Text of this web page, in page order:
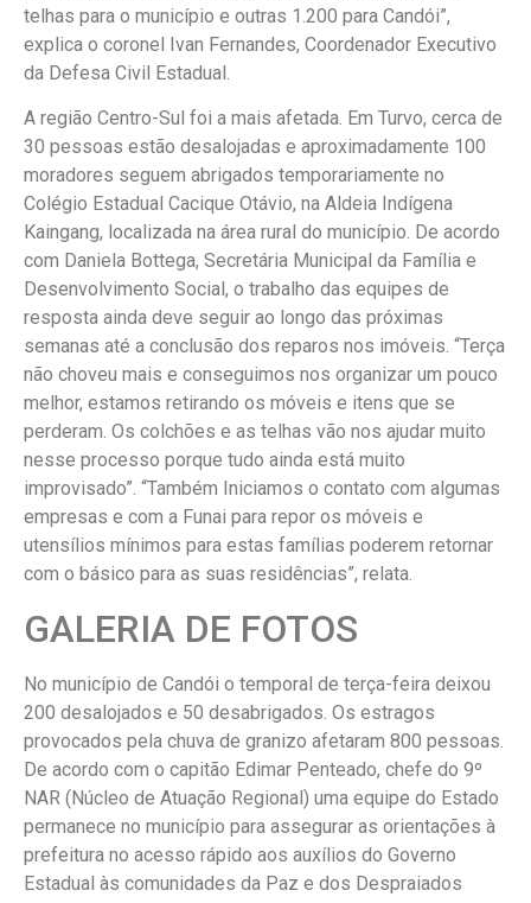
telhas para o município e outras 1.200 para Candói”,
explica o coronel Ivan Fernandes, Coordenador Executivo
da Defesa Civil Estadual.
A região Centro-Sul foi a mais afetada. Em Turvo, cerca de
30 pessoas estão desalojadas e aproximadamente 100
moradores seguem abrigados temporariamente no
Colégio Estadual Cacique Otávio, na Aldeia Indígena
Kaingang, localizada na área rural do município. De acordo
com Daniela Bottega, Secretária Municipal da Família e
Desenvolvimento Social, o trabalho das equipes de
resposta ainda deve seguir ao longo das próximas
semanas até a conclusão dos reparos nos imóveis. “Terça
não choveu mais e conseguimos nos organizar um pouco
melhor, estamos retirando os móveis e itens que se
perderam. Os colchões e as telhas vão nos ajudar muito
nesse processo porque tudo ainda está muito
improvisado”. “Também Iniciamos o contato com algumas
empresas e com a Funai para repor os móveis e
utensílios mínimos para estas famílias poderem retornar
com o básico para as suas residências”, relata.
GALERIA DE FOTOS
No município de Candói o temporal de terça-feira deixou
200 desalojados e 50 desabrigados. Os estragos
provocados pela chuva de granizo afetaram 800 pessoas.
De acordo com o capitão Edimar Penteado, chefe do 9º
NAR (Núcleo de Atuação Regional) uma equipe do Estado
permanece no município para assegurar as orientações à
prefeitura no acesso rápido aos auxílios do Governo
Estadual às comunidades da Paz e dos Despraiados